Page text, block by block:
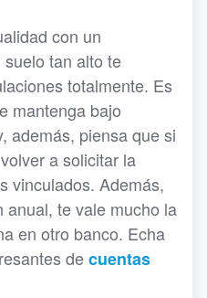
con un
tan alto te
totalmente. Es
mantenga bajo
además, piensa que si
a solicitar la
vinculados. Además,
anual, te vale mucho la
en otro banco. Echa
decuentas